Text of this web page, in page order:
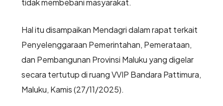
Hal itu disampaikan Mendagri dalam rapat terkait
Penyelenggaraan Pemerintahan, Pemerataan,
dan Pembangunan Provinsi Maluku yang digelar
secara tertutup di ruang VVIP Bandara Pattimura,
Maluku, Kamis (27/11/2025).